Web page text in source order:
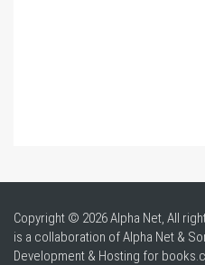
Copyright © 2026 Alpha Net, All
is a collaboration of Alpha Net &
Development & Hosting for